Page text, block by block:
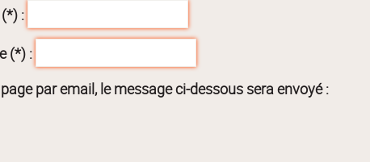
:
(*) :
par email, le message ci-dessous sera envoyé :